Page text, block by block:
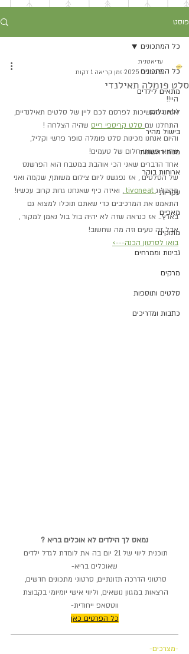
פוסט
כל המתכונים
מתאים לילדים
ללא גלוטן
בישול מהיר
מנות ראשונות
ארוחות בוקר
עקריות
מאפים
מתוקים
גבינות וממרחים
מרקים
סלטים ותוספות
כתבות ומדריכים
כל המתכונים
סלט פומלה תאילנדי
עדיאטנית
5 בפבר׳ 2025
זמן קריאה 1 דקות
היי!!
אנחנו ממשיכות לפרסם לכם ליין של סלטים תאילנדיים,
התחלנו עם סלט קריספי רייס שהיה הצלחה !
והיום אנחנו מכינות סלט פומלה סופר פרשי וקליל,
שהוא פשוט חלום של טעמים!
אחד הדברים שאני הכי אוהבת במטבח הוא הפרשנס
של הסלטים , אז נפגשנו ליום צילום משותף, שקמה ואני
מהבלוג tivoneat
, ואיזה כיף שאנחנו גרות קרוב עכשיו!
התאמנו את המרכיבים כדי שאתם תוכלו למצוא גם
בארץ.. אז כנראה שזה לא יהיה בול בול נאמן למקור ,
אבל זה טעים וזה מה שחשוב!
בואו לסרטון הכנה--->
נמאס לך הילדים לא אוכלים בריא ?
תוכנית ליווי של 21 יום בה את לומדת לגדל ילדים
שאוכלים בריא-
סרטוני הדרכה תזונתיים, סרטוני מתכונים חדשים,
הרצאות במגוון נושאים, וליווי אישי יומיומי בקבוצת
ווטסאפ ייחודית-
כל הפרטים כאן
-מצרכים-